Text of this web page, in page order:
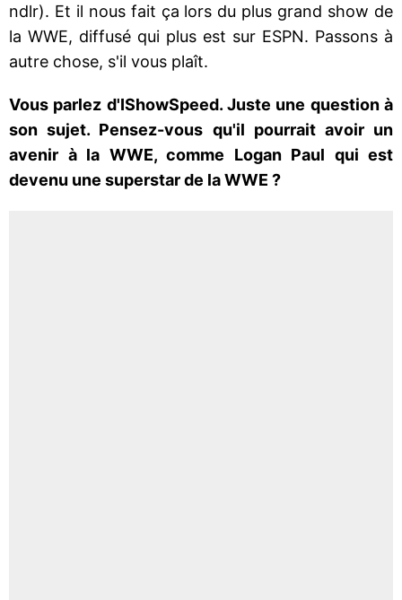
ndlr). Et il nous fait ça lors du plus grand show de
la WWE, diffusé qui plus est sur ESPN. Passons à
autre chose, s'il vous plaît.
Vous parlez d'IShowSpeed. Juste une question à
son sujet. Pensez-vous qu'il pourrait avoir un
avenir à la WWE, comme Logan Paul qui est
devenu une superstar de la WWE ?